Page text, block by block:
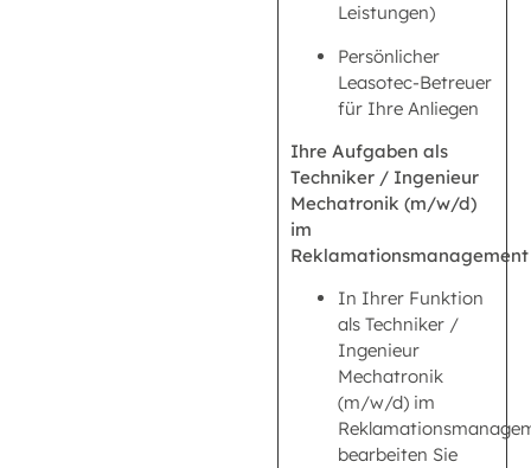
Leistungen)
Persönlicher
Leasotec-Betreuer
für Ihre Anliegen
Ihre Aufgaben als
Techniker / Ingenieur
Mechatronik (m/w/d)
im
Reklamationsmanagement
In Ihrer Funktion
als Techniker /
Ingenieur
Mechatronik
(m/w/d) im
bearbeiten Sie